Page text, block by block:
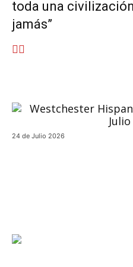
toda una
jamás”
24 de Julio 2026